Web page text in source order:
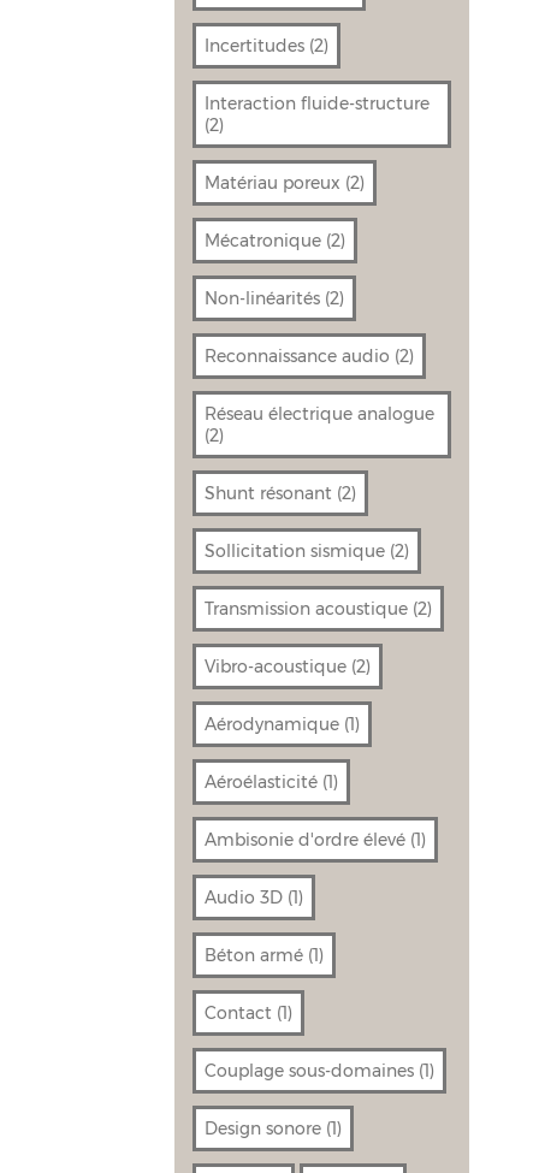
Incertitudes (2)
Interaction fluide-structure
(2)
Matériau poreux (2)
Mécatronique (2)
Non-linéarités (2)
Reconnaissance audio (2)
Réseau électrique analogue
(2)
Shunt résonant (2)
Sollicitation sismique (2)
Transmission acoustique (2)
Vibro-acoustique (2)
Aérodynamique (1)
Aéroélasticité (1)
Ambisonie d'ordre élevé (1)
Audio 3D (1)
Béton armé (1)
Contact (1)
Couplage sous-domaines (1)
Design sonore (1)